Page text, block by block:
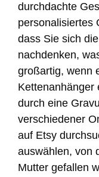
durchdachte
personalisiertes
dass Sie sich
nachdenken,
großartig, wenn
Kettenanhänger
durch eine
verschiedener
auf Etsy
auswählen, von
Mutter gefallen